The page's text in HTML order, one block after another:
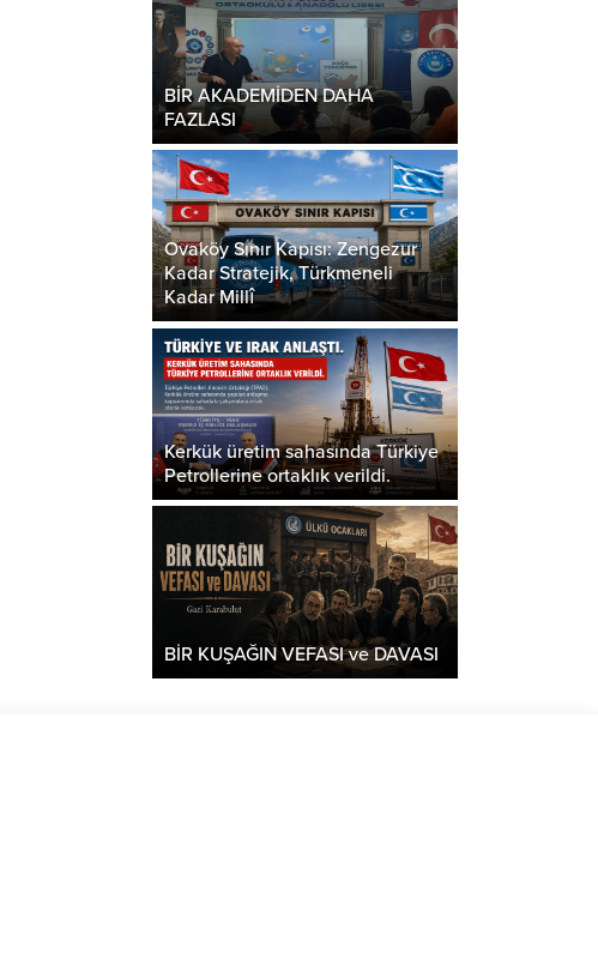
BİR AKADEMİDEN DAHA
FAZLASI
Ovaköy Sınır Kapısı: Zengezur
Kadar Stratejik, Türkmeneli
Kadar Millî
Kerkük üretim sahasında Türkiye
Petrollerine ortaklık verildi.
BİR KUŞAĞIN VEFASI ve DAVASI